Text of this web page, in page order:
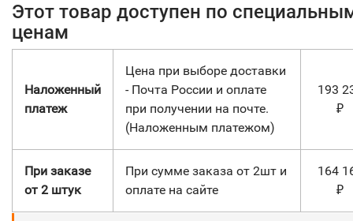
Этот товар доступен по
ценам
Наложенный
платеж
Цена при выборе доставки
- Почта России и оплате
при получении на почте.
(Наложенным платежом)
193
₽
При заказе
от 2 штук
При сумме заказа от 2шт и
оплате на сайте
164
₽